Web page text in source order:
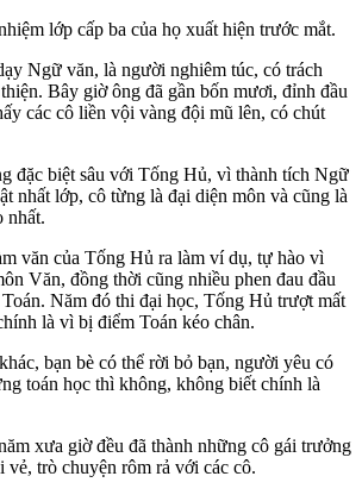
lớp cấp ba của họ xuất hiện trước mắt.
Ngữ văn, là người nghiêm túc, có trách
Bây giờ ông đã gần bốn mươi, đỉnh đầu
các cô liền vội vàng đội mũ lên, có chút
đặc biệt sâu với Tống Hủ, vì thành tích Ngữ
nhất lớp, cô từng là đại diện môn và cũng là
nhất.
văn của Tống Hủ ra làm ví dụ, tự hào vì
Văn, đồng thời cũng nhiều phen đau đầu
Năm đó thi đại học, Tống Hủ trượt mất
là vì bị điểm Toán kéo chân.
bạn bè có thể rời bỏ bạn, người yêu có
toán học thì không, không biết chính là
xưa giờ đều đã thành những cô gái trưởng
vẻ, trò chuyện rôm rả với các cô.